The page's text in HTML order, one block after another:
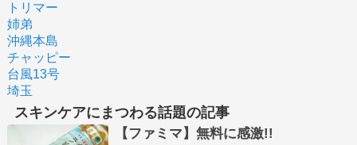
トリマー
姉弟
沖縄本島
チャッピー
台風13号
埼玉
スキンケアにまつわる話題の記事
【ファミマ】無料に感激!!